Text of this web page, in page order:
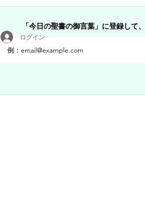
Members
「今日の聖書の御言葉」に登録して
ログイン